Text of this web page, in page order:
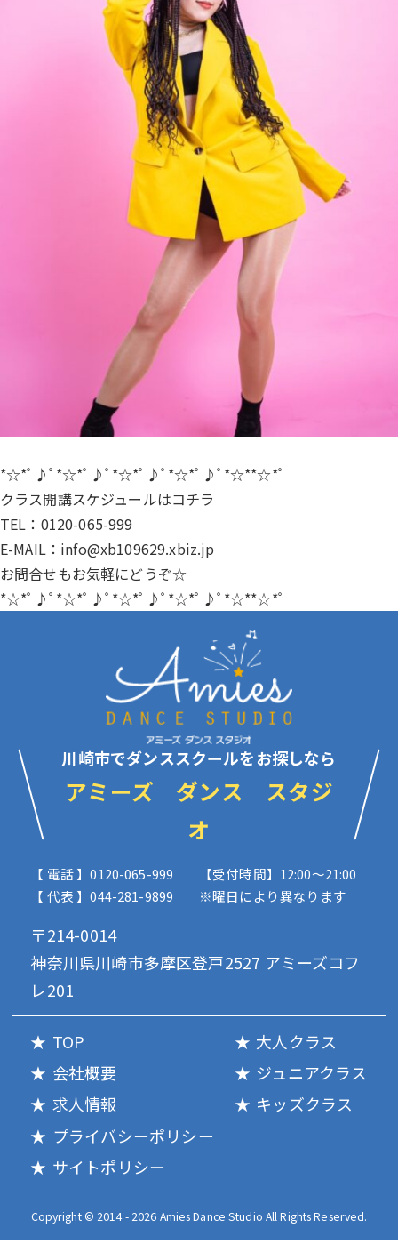
*☆*ﾟ♪ﾟ*☆*ﾟ♪ﾟ*☆*ﾟ♪ﾟ*☆*ﾟ♪ﾟ*☆**☆*ﾟ
クラス開講スケジュールはコチラ
TEL：0120-065-999
E-MAIL：info@xb109629.xbiz.jp
お問合せもお気軽にどうぞ☆
*☆*ﾟ♪ﾟ*☆*ﾟ♪ﾟ*☆*ﾟ♪ﾟ*☆*ﾟ♪ﾟ*☆**☆*ﾟ
川崎市でダンススクールをお探しなら
アミーズ ダンス スタジ
オ
【 電話 】0120-065-999
【 代表 】044-281-9899
【受付時間】12:00〜21:00
※曜日により異なります
〒214-0014
神奈川県川崎市多摩区登戸2527 アミーズコフ
レ201
TOP
会社概要
求人情報
大人クラス
ジュニアクラス
キッズクラス
プライバシーポリシー
サイトポリシー
Copyright © 2014 - 2026 Amies Dance Studio All Rights Reserved.